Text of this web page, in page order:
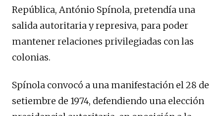
República, António Spínola, pretendía una
salida autoritaria y represiva, para poder
mantener relaciones privilegiadas con las
colonias.
Spínola convocó a una manifestación el 28 de
setiembre de 1974, defendiendo una elección